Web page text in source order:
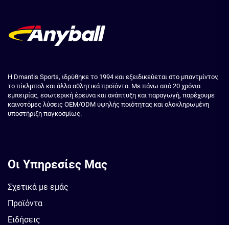
Η Dmantis Sports, ιδρύθηκε το 1994 και εξειδικεύεται στο μπαντμίντον,
το πίκλμπολ και άλλα αθλητικά προϊόντα. Με πάνω από 20 χρόνια
εμπειρίας, εσωτερική έρευνα και ανάπτυξη και παραγωγή, παρέχουμε
καινοτόμες λύσεις OEM/ODM υψηλής ποιότητας και ολοκληρωμένη
υποστήριξη παγκοσμίως.
Οι Υπηρεσίες Μας
Σχετικά με εμάς
Προϊόντα
Ειδήσεις